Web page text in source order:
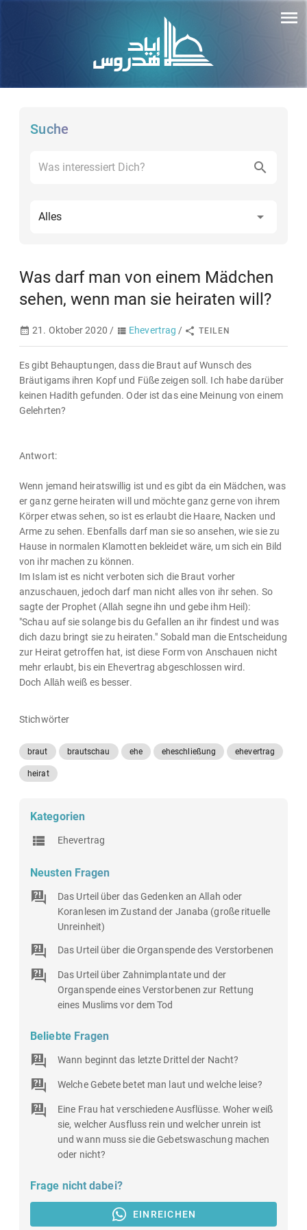
Suche
Alles
Was darf man von einem Mädchen
sehen, wenn man sie heiraten will?
21. Oktober 2020 / Ehevertrag / TEILEN
Es gibt Behauptungen, dass die Braut auf Wunsch des
Bräutigams ihren Kopf und Füße zeigen soll. Ich habe darüber
keinen Hadith gefunden. Oder ist das eine Meinung von einem
Gelehrten?
Antwort:
Wenn jemand heiratswillig ist und es gibt da ein Mädchen, was
er ganz gerne heiraten will und möchte ganz gerne von ihrem
Körper etwas sehen, so ist es erlaubt die Haare, Nacken und
Arme zu sehen. Ebenfalls darf man sie so ansehen, wie sie zu
Hause in normalen Klamotten bekleidet wäre, um sich ein Bild
von ihr machen zu können.
Im Islam ist es nicht verboten sich die Braut vorher
anzuschauen, jedoch darf man nicht alles von ihr sehen. So
sagte der Prophet (Allāh segne ihn und gebe ihm Heil):
"Schau auf sie solange bis du Gefallen an ihr findest und was
dich dazu bringt sie zu heiraten." Sobald man die Entscheidung
zur Heirat getroffen hat, ist diese Form von Anschauen nicht
mehr erlaubt, bis ein Ehevertrag abgeschlossen wird.
Doch Allāh weiß es besser.
Stichwörter
braut brautschau ehe eheschließung ehevertrag
heirat
Kategorien
Ehevertrag
Neusten Fragen
Das Urteil über das Gedenken an Allah oder
Koranlesen im Zustand der Janaba (große rituelle
Unreinheit)
Das Urteil über die Organspende des Verstorbenen
Das Urteil über Zahnimplantate und der
Organspende eines Verstorbenen zur Rettung
eines Muslims vor dem Tod
Beliebte Fragen
Wann beginnt das letzte Drittel der Nacht?
Welche Gebete betet man laut und welche leise?
Eine Frau hat verschiedene Ausflüsse. Woher weiß
sie, welcher Ausfluss rein und welcher unrein ist
und wann muss sie die Gebetswaschung machen
oder nicht?
Frage nicht dabei?
EINREICHEN